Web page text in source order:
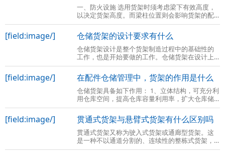
一、防火设施 选用货架时须考虑梁下有效高度，
以决定货架高度。而梁柱位置则会影响货架的配
置。地板 承受的强度，地面平整度也与货架的设
计及安装有关。另外尚须考虑防火设施
[field:image/] 仓储货架的设计要求有什么
仓储货架设计是整个货架制造过程中的基础性的
工作，也是开始要做的工作。仓储货架在设计上
主要涉及到的内容有如下几点： 确定货架的类型
后，明确货位的高度，货物与货架的间隔
[field:image/] 在配件仓储管理中，货架的作用是什么
仓储货架具备如下作用： 1、立体结构，可充分利
用仓库空间，提高仓库容量利用率，扩大仓库储
存能力； 2、货物存取方便，可做到先进先出，百
分之百的挑选能力，流畅的库存周转；
[field:image/] 贯通式货架与悬臂式货架有什么区别吗
贯通式货架又称为驶入式货架或通廊型货架。这
是一种不以通道分割的、连续性的整栋式货架，
在支撑导轨上，托盘按深度方向存放，一个紧接